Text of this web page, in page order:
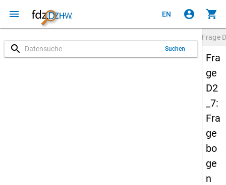
menu EN account_circle shopping_cart
search Suchen
Frage
Fra
ge
D2
_7:
Fra
ge
bo
ge
n